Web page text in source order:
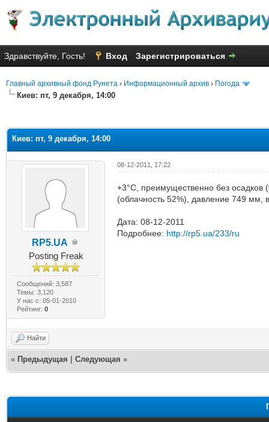
Здравствуйте, Гость! Вход Зарегистрироваться
Главный архивный фонд Рунета › Информационный архив › Погода
Киев: пт, 9 декабря, 14:00
Киев: пт, 9 декабря, 14:00
RP5.UA
Posting Freak
Сообщений: 3,587
Темы: 3,120
У нас с: 05-01-2010
Рейтинг: 0
08-12-2011, 17:22
+3°C, преимущественно без
(облачность 52%), давление 749 мм,
Дата: 08-12-2011
Подробнее: http://rp5.ua/233/ru
Найти
« Предыдущая Следующая »